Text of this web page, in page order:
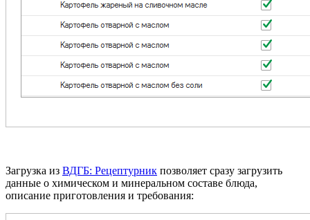
Загрузка из ВДГБ: Рецептурник позволяет сразу загрузить
данные о химическом и минеральном составе блюда,
описание приготовления и требования: